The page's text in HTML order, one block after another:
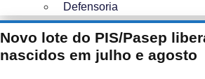
Defensoria
Novo lote do PIS/Pasep
nascidos em julho e agosto